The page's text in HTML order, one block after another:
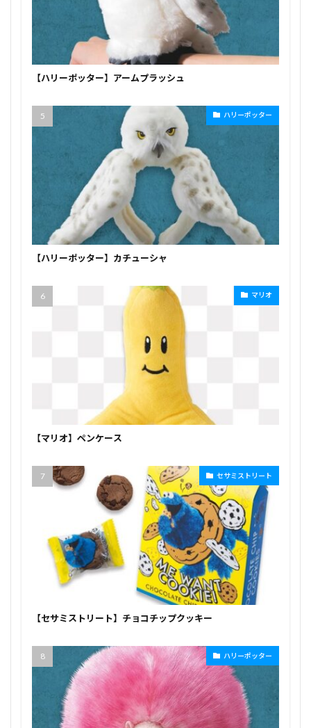
【ハリーポッター】アームプラッシュ
ハリーポッター
【ハリーポッター】カチューシャ
マリオ
【マリオ】ペンケース
セサミストリート
【セサミストリート】チョコチップクッキー
ハリーポッター